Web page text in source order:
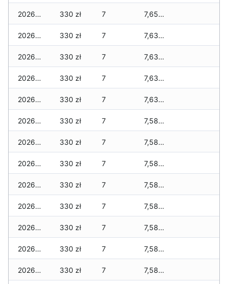
2026-01-29 330 zł 7 7,650 zł
2026-01-28 330 zł 7 7,630 zł
2026-01-27 330 zł 7 7,630 zł
2026-01-26 330 zł 7 7,630 zł
2026-01-25 330 zł 7 7,630 zł
2026-01-24 330 zł 7 7,580 zł
2026-01-23 330 zł 7 7,580 zł
2026-01-22 330 zł 7 7,580 zł
2026-01-21 330 zł 7 7,580 zł
2026-01-20 330 zł 7 7,580 zł
2026-01-19 330 zł 7 7,580 zł
2026-01-18 330 zł 7 7,580 zł
2026-01-17 330 zł 7 7,580 zł